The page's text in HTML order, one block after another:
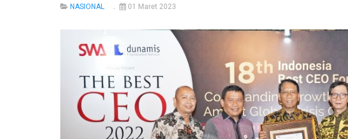
NASIONAL 01 Maret 2023